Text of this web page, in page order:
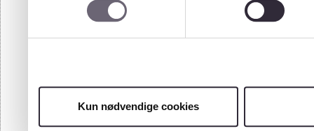
Kun nødvendige cookies